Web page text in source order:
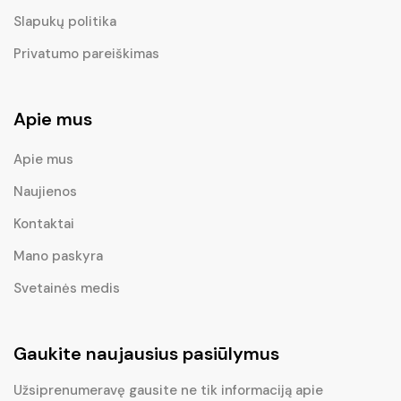
Slapukų politika
Privatumo pareiškimas
Apie mus
Apie mus
Naujienos
Kontaktai
Mano paskyra
Svetainės medis
Gaukite naujausius pasiūlymus
Užsiprenumeravę gausite ne tik informaciją apie